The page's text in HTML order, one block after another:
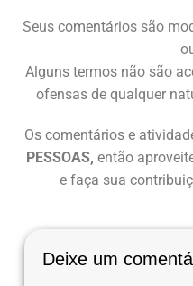
Seus comentários são
Alguns termos não são
ofensas de qualquer
Os comentários e
PESSOAS, então
e faça sua
Deixe um